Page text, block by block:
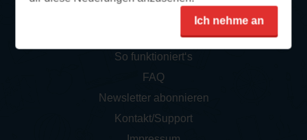
Ich nehme an
So funktioniert‘s
FAQ
Newsletter abonnieren
Kontakt/Support